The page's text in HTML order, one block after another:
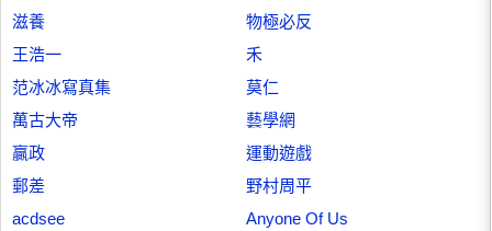
滋養
物極必反
王浩一
禾
范冰冰寫真集
莫仁
萬古大帝
藝學網
贏政
運動遊戲
郵差
野村周平
acdsee
Anyone Of Us